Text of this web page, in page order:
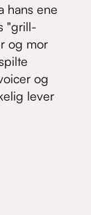
hans ene
"grill-
og mor
og
lever